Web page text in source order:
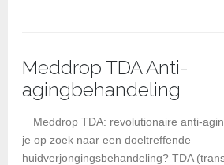
Meddrop TDA Anti-
agingbehandeling
Meddrop TDA: revolutionaire anti-
je op zoek naar een doeltreffende
huidverjongingsbehandeling? TDA